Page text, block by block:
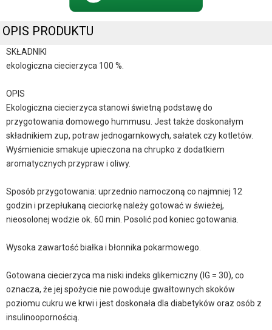
OPIS PRODUKTU
SKŁADNIKI
ekologiczna ciecierzyca 100 %.
OPIS
Ekologiczna ciecierzyca stanowi świetną podstawę do
przygotowania domowego hummusu. Jest także doskonałym
składnikiem zup, potraw jednogarnkowych, sałatek czy kotletów.
Wyśmienicie smakuje upieczona na chrupko z dodatkiem
aromatycznych przypraw i oliwy.
Sposób przygotowania: uprzednio namoczoną co najmniej 12
godzin i przepłukaną cieciorkę należy gotować w świeżej,
nieosolonej wodzie ok. 60 min. Posolić pod koniec gotowania.
Wysoka zawartość białka i błonnika pokarmowego.
Gotowana ciecierzyca ma niski indeks glikemiczny (IG = 30), co
oznacza, że jej spożycie nie powoduje gwałtownych skoków
poziomu cukru we krwi i jest doskonała dla diabetyków oraz osób z
insulinoopornością.